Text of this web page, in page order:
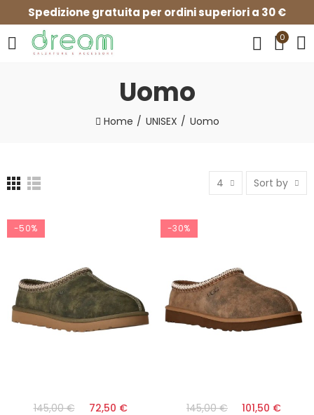
Spedizione gratuita per ordini superiori a 30 €
0
Uomo
Home UNISEX Uomo
4 Sort by
-50%
145,00 € 72,50 €
-30%
145,00 € 101,50 €